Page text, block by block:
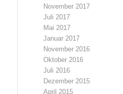
November 2017
Juli 2017
Mai 2017
Januar 2017
November 2016
Oktober 2016
Juli 2016
Dezember 2015
April 2015